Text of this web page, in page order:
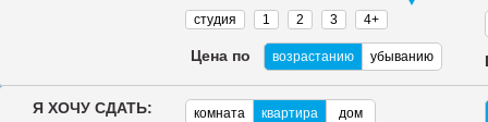
студия 1 2 3 4+
Цена по возрастанию убыванию
Я ХОЧУ СДАТЬ: комната квартира дом